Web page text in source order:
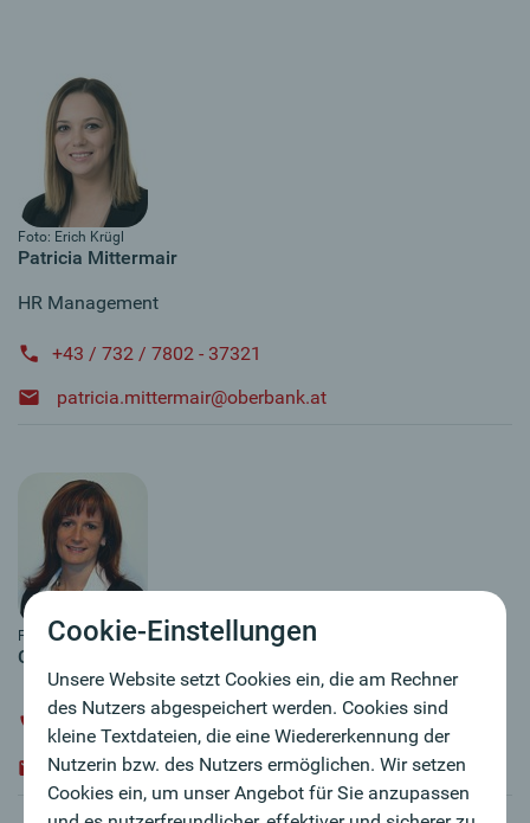
Foto: Erich Krügl
Patricia Mittermair
HR Management
+43 / 732 / 7802 - 37321
patricia.mittermair@oberbank.at
Foto: privat
Claudia Minichmayr
+43 / 732 / 7802 - 37839
claudia.minichmayr@oberbank.at
Cookie-Einstellungen
Unsere Website setzt Cookies ein, die am Rechner
des Nutzers abgespeichert werden. Cookies sind
kleine Textdateien, die eine Wiedererkennung der
Nutzerin bzw. des Nutzers ermöglichen. Wir setzen
Cookies ein, um unser Angebot für Sie anzupassen